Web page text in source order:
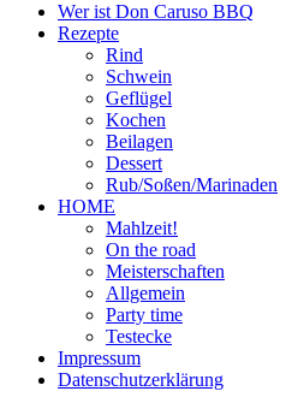
Wer ist Don Caruso BBQ
Rezepte
Rind
Schwein
Geflügel
Kochen
Beilagen
Dessert
Rub/Soßen/Marinaden
HOME
Mahlzeit!
On the road
Meisterschaften
Allgemein
Party time
Testecke
Impressum
Datenschutzerklärung